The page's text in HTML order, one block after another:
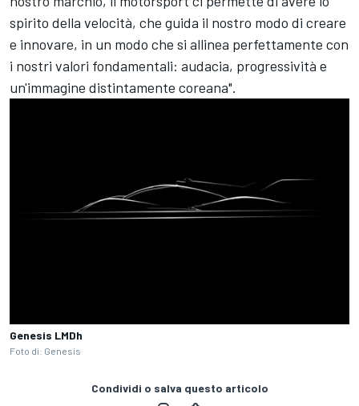
spirito della velocità, che guida il nostro modo di creare
e innovare, in un modo che si allinea perfettamente con
i nostri valori fondamentali: audacia, progressività e
un'immagine distintamente coreana".
Genesis LMDh
Foto di: Genesis
Condividi o salva questo articolo